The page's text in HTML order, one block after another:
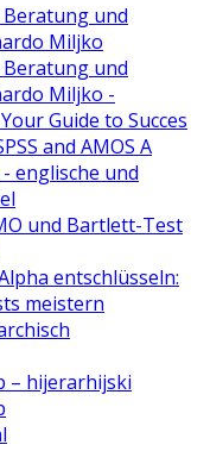
und
Miljko
und
Miljko -
Guide to Succes
and AMOS A
englische und
und Bartlett-Test
entschlüsseln:
meistern
– hijerarhijski